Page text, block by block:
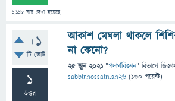
1,118 বার দেখা হয়েছে
+1
টি ভোট
1
উত্তর
আকাশ মেঘলা থাকলে
না কেনো?
25 জুন 2021 "পদার্থবিজ্ঞান" বিভাগে
sabbirhossain.sh26 (130 পয়েন্ট)